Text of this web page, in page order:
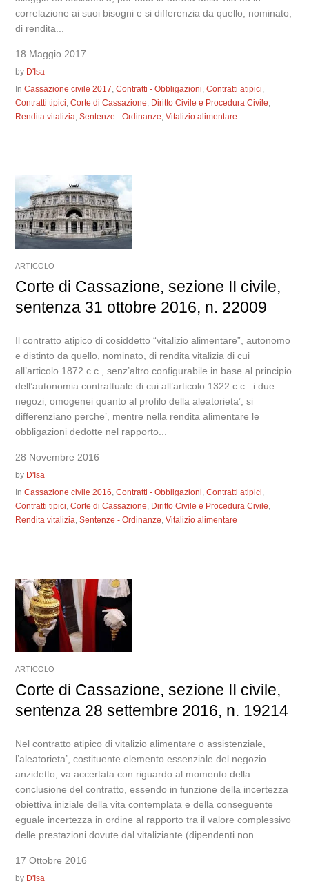
correlazione ai suoi bisogni e si differenzia da quello, nominato,
di rendita...
18 Maggio 2017
by D'Isa
InCassazione civile 2017,Contratti - Obbligazioni,Contratti atipici,
Contratti tipici,Corte di Cassazione, Diritto Civile e Procedura Civile,
Rendita vitalizia,Sentenze - Ordinanze,Vitalizio alimentare
ARTICOLO
Corte di Cassazione, sezione II civile,
sentenza 31 ottobre 2016, n. 22009
Il contratto atipico di cosiddetto “vitalizio alimentare”, autonomo
e distinto da quello, nominato, di rendita vitalizia di cui
all’articolo 1872 c.c., senz’altro configurabile in base al principio
dell’autonomia contrattuale di cui all’articolo 1322 c.c.: i due
negozi, omogenei quanto al profilo della aleatorieta’, si
differenziano perche’, mentre nella rendita alimentare le
obbligazioni dedotte nel rapporto...
28 Novembre 2016
by D'Isa
InCassazione civile 2016,Contratti - Obbligazioni,Contratti atipici,
Contratti tipici,Corte di Cassazione, Diritto Civile e Procedura Civile,
Rendita vitalizia,Sentenze - Ordinanze,Vitalizio alimentare
ARTICOLO
Corte di Cassazione, sezione II civile,
sentenza 28 settembre 2016, n. 19214
Nel contratto atipico di vitalizio alimentare o assistenziale,
l’aleatorieta’, costituente elemento essenziale del negozio
anzidetto, va accertata con riguardo al momento della
conclusione del contratto, essendo in funzione della incertezza
obiettiva iniziale della vita contemplata e della conseguente
eguale incertezza in ordine al rapporto tra il valore complessivo
delle prestazioni dovute dal vitaliziante (dipendenti non...
17 Ottobre 2016
by D'Isa